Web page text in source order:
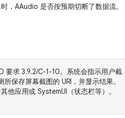
，AAudio 是否按预期切断了数据流。
要求 3.9.2/C-1-10。系统会指示用户截
保存屏幕截图的 URI，并显示结果。
他应用或 SystemUI（状态栏等）。